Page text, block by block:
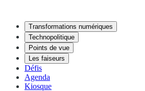
Transformations numériques
Technopolitique
Points de vue
Les faiseurs
Défis
Agenda
Kiosque